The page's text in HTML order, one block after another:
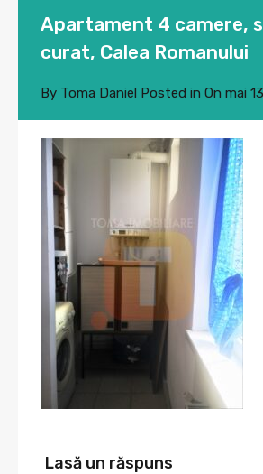
Apartament 4 camere,
curat, Calea Romanului
By Toma Daniel Posted in On mai
Lasă un răspuns